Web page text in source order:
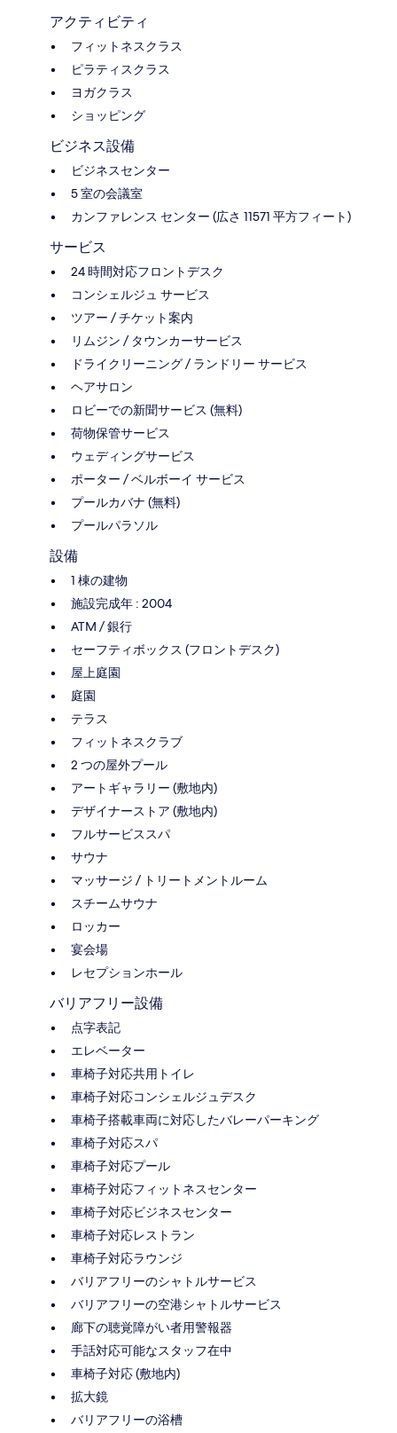
アクティビティ
フィットネスクラス
ピラティスクラス
ヨガクラス
ショッピング
ビジネス設備
ビジネスセンター
5 室の会議室
カンファレンス センター (広さ 11571 平方フィート)
サービス
24 時間対応フロントデスク
コンシェルジュ サービス
ツアー / チケット案内
リムジン / タウンカーサービス
ドライクリーニング / ランドリー サービス
ヘアサロン
ロビーでの新聞サービス (無料)
荷物保管サービス
ウェディングサービス
ポーター / ベルボーイ サービス
プールカバナ (無料)
プールパラソル
設備
1 棟の建物
施設完成年 : 2004
ATM / 銀行
セーフティボックス (フロントデスク)
屋上庭園
庭園
テラス
フィットネスクラブ
2 つの屋外プール
アートギャラリー (敷地内)
デザイナーストア (敷地内)
フルサービススパ
サウナ
マッサージ / トリートメントルーム
スチームサウナ
ロッカー
宴会場
レセプションホール
バリアフリー設備
点字表記
エレベーター
車椅子対応共用トイレ
車椅子対応コンシェルジュデスク
車椅子搭載車両に対応したバレーパーキング
車椅子対応スパ
車椅子対応プール
車椅子対応フィットネスセンター
車椅子対応ビジネスセンター
車椅子対応レストラン
車椅子対応ラウンジ
バリアフリーのシャトルサービス
バリアフリーの空港シャトルサービス
廊下の聴覚障がい者用警報器
手話対応可能なスタッフ在中
車椅子対応 (敷地内)
拡大鏡
バリアフリーの浴槽